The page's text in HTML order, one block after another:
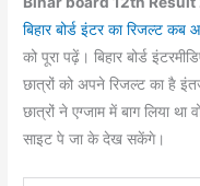
बिहार बोर्ड इंटर का रिजल्ट कब
को पूरा पढ़ें। बिहार बोर्ड
छात्रों को अपने रिजल्ट का है
छात्रों ने एग्जाम में बाग लिया
साइट पे जा के देख सकेंगे।